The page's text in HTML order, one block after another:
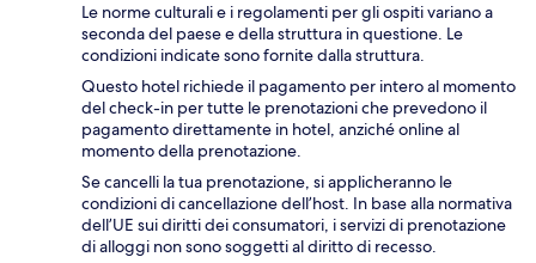
Le norme culturali e i regolamenti per gli ospiti variano a
seconda del paese e della struttura in questione. Le
condizioni indicate sono fornite dalla struttura.
Questo hotel richiede il pagamento per intero al momento
del check-in per tutte le prenotazioni che prevedono il
pagamento direttamente in hotel, anziché online al
momento della prenotazione.
Se cancelli la tua prenotazione, si applicheranno le
condizioni di cancellazione dell’host. In base alla normativa
dell’UE sui diritti dei consumatori, i servizi di prenotazione
di alloggi non sono soggetti al diritto di recesso.